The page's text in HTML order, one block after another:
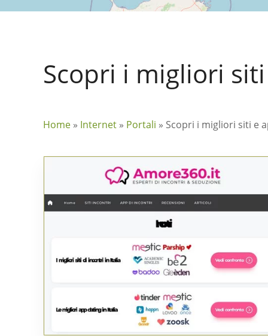
Scopri i migliori
Home » Internet » Portali » Scopri i migliori siti e